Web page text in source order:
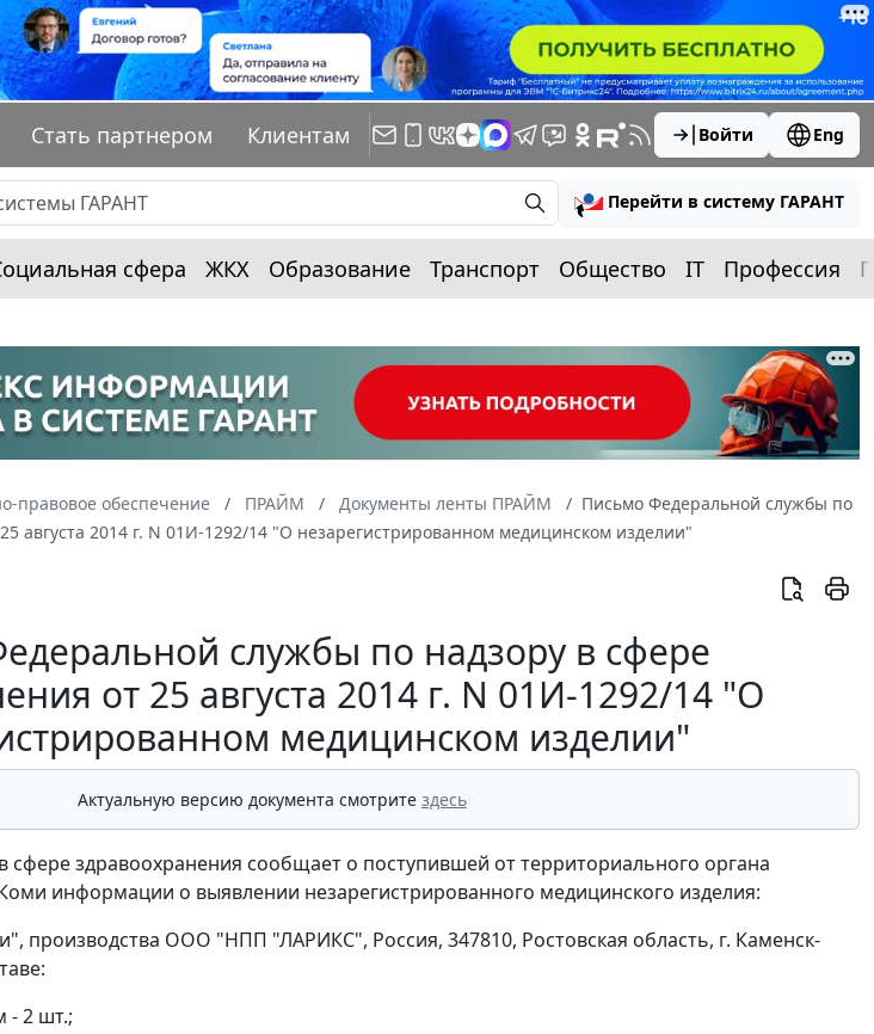
Стать партнером Клиентам Войти Eng
Перейти в систему ГАРАНТ
сфера ЖКХ Образование Транспорт Общество IT Профессия
правовое обеспечение ПРАЙМ Документы ленты ПРАЙМ
Письмо Федеральной службы по
августа 2014 г. N 01И-1292/14 "О незарегистрированном медицинском изделии"
службы по надзору в сфере
от 25 августа 2014 г. N 01И-1292/14 "О
медицинском изделии"
Актуальную версию документа смотрите здесь
сфере здравоохранения сообщает о поступившей от территориального органа
информации о выявлении незарегистрированного медицинского изделия:
производства ООО "НПП "ЛАРИКС", Россия, 347810, Ростовская область, г. Каменск-
- 2 шт.;